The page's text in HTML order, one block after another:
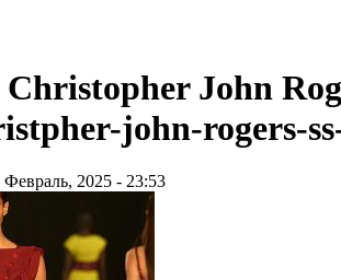
John
john-rogers-
2025 - 23:53